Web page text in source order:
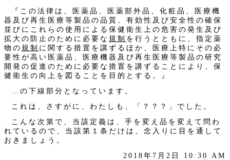
『この法律は、医薬品、医薬部外品、化粧品、医療機
器及び再生医療等製品の品質、有効性及び安全性の確保
並びにこれらの使用による保健衛生上の危害の発生及び
拡大の防止のために必要な 規制 を行うとともに、指定薬
物の規制 に関する措置を講ずるほか、医療上特にその必
要性が高い医薬品、医療機器及び再生医療等製品の研究
開発の促進のために必要な措置を講ずることにより、保
健衛生の向上を図ることを目的とする。』
…の下線部分となっています。
これは、さすがに、わたしも、「？？？」でした。
こんな次第で、当該定義は、手を変え品を変えて問わ
れているので、当該第１条だけは、念入りに目を通して
おきましょう。
2018年7月2日 10:30 AM